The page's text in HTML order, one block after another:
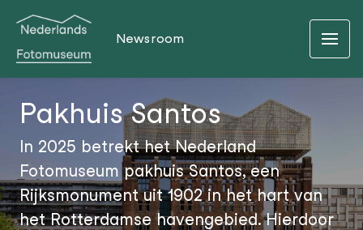
Newsroom
Pakhuis Santos
In 2025 betrekt het Nederland
Fotomuseum pakhuis Santos, een
Rijksmonument uit 1902 in het hart van
het Rotterdamse havengebied. Hierdoor